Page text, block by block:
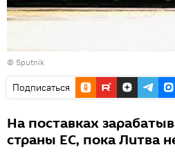
© Sputnik
Подписаться
На поставках
страны ЕС, пока Литва